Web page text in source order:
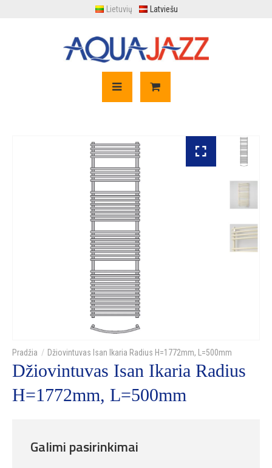
Lietuvių Latviešu
Džiovintuvas Isan Ikaria Radius H=1772mm, L=500mm
Džiovintuvas Isan Ikaria Radius
H=1772mm, L=500mm
Galimi pasirinkimai